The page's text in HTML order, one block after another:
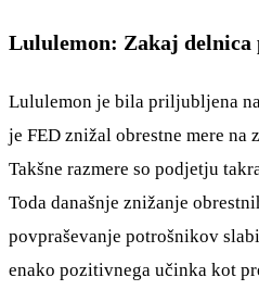
Lululemon: Zakaj delnica
Lululemon je bila priljubljena
je FED znižal obrestne mere
Takšne razmere so podjetju
Toda današnje znižanje
povpraševanje potrošnikov
enako pozitivnega učinka kot